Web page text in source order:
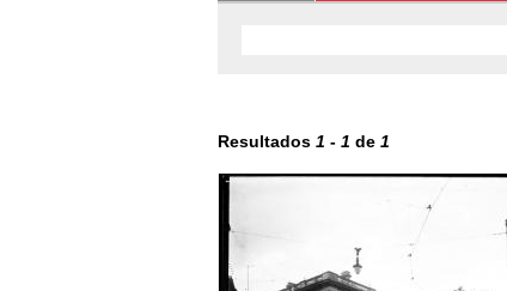
Resultados 1 - 1 de 1